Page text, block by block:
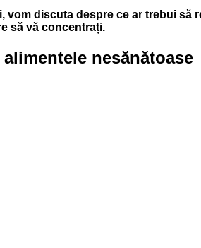
vom discuta despre ce ar trebui
să vă concentrați.
nesănătoase